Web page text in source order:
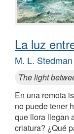
La luz
M. L. Stedman
The light
En una remota
no puede tener
que llora llegan
criatura? ¿Qué